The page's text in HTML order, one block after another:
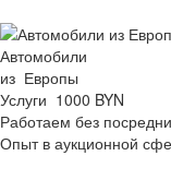
Автомобили
из Европы
Услуги 1000 BYN
Работаем без
Опыт в аукционной